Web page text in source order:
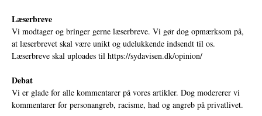
Læserbreve
Vi modtager og bringer gerne læserbreve. Vi gør dog opmærksom på,
at læserbrevet skal være unikt og udelukkende indsendt til os.
Læserbreve skal uploades til https://sydavisen.dk/opinion/
Debat
Vi er glade for alle kommentarer på vores artikler. Dog modererer vi
kommentarer for personangreb, racisme, had og angreb på privatlivet.